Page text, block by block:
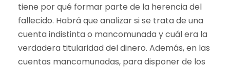
tiene por qué formar parte de la herencia del
fallecido. Habrá que analizar si se trata de una
cuenta indistinta o mancomunada y cuál era la
verdadera titularidad del dinero. Además, en las
cuentas mancomunadas, para disponer de los